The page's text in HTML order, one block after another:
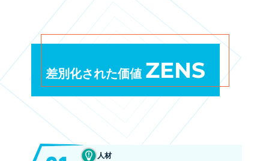
差別化された価値 ZENS
人材